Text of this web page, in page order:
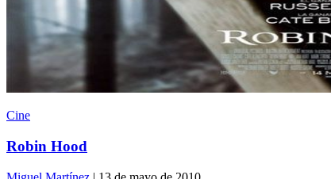
Cine
Robin Hood